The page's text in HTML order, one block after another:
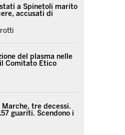
a Spinetoli marito
accusati di
del plasma nelle
il Comitato Etico
Marche, tre decessi.
guariti. Scendono i